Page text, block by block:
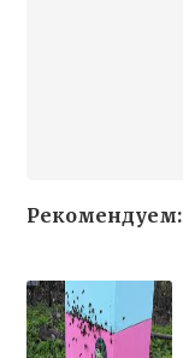
Рекомендуем: